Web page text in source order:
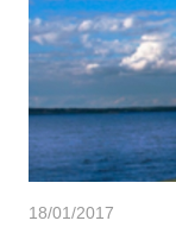
18/01/2017